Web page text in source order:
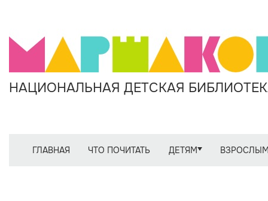
НАЦИОНАЛЬНАЯ ДЕТСКАЯ
ГЛАВНАЯ ЧТО ПОЧИТАТЬ ДЕТЯМ